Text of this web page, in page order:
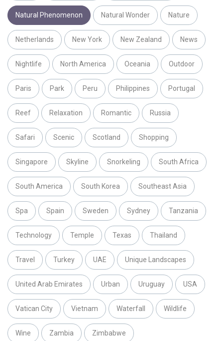
Natural Phenomenon Natural Wonder Nature
Netherlands New York New Zealand News
Nightlife North America Oceania Outdoor
Paris Park Peru Philippines Portugal
Reef Relaxation Romantic Russia
Safari Scenic Scotland Shopping
Singapore Skyline Snorkeling South Africa
South America South Korea Southeast Asia
Spa Spain Sweden Sydney Tanzania
Technology Temple Texas Thailand
Travel Turkey UAE Unique Landscapes
United Arab Emirates Urban Uruguay USA
Vatican City Vietnam Waterfall Wildlife
Wine Zambia Zimbabwe